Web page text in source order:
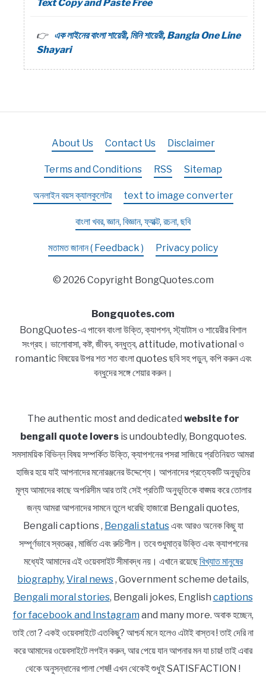
Text Copy and Paste Free
এক লাইনের বাংলা শায়েরী, মিনি শায়েরী, Bangla One Line
Shayari
About Us Contact Us Disclaimer
Terms and Conditions RSS Sitemap
অনলাইন বয়স ক্যালকুলেটর text to image converter
বাংলা খবর, জ্ঞান, বিজ্ঞান, ফ্যাক্ট, রচনা, ছবি
মতামত জানান ( Feedback ) Privacy policy
© 2026 Copyright BongQuotes.com
Bongquotes.com
BongQuotes-এ পাবেন বাংলা উক্তি, ক্যাপশন, স্ট্যাটাস ও শায়েরীর বিশাল
সংগ্রহ। ভালোবাসা, কষ্ট, জীবন, বন্ধুত্ব, attitude, motivational ও
romantic বিষয়ের উপর শত শত বাংলা quotes ছবি সহ পড়ুন, কপি করুন এবং
বন্ধুদের সঙ্গে শেয়ার করুন।
The authentic most and dedicated website for
bengali quote loversis undoubtedly, Bongquotes.
সমসাময়িক বিভিন্ন বিষয় সম্পর্কিত উক্তি, ক্যাপশনের পসরা সাজিয়ে প্রতিনিয়ত আমরা
হাজির হয়ে যাই আপনাদের মনোরঞ্জনের উদ্দেশ্যে। আপনাদের প্রত্যেকটি অনুভূতির
মূল্য আমাদের কাছে অপরিসীম আর তাই সেই প্রতিটি অনুভূতিকে বাঙ্ময় করে তোলার
জন্য আমরা আপনাদের সামনে তুলে ধরেছি হাজারো Bengali quotes,
Bengali captions , Bengali statusএবং আরও অনেক কিছু যা
সম্পূর্ণভাবে স্বতন্ত্র , মার্জিত এবং রুচিশীল। তবে শুধুমাত্র উক্তি এবং ক্যাপশনের
মধ্যেই আমাদের এই ওয়েবসাইট সীমাবদ্ধ নয়। এখানে রয়েছেবিখ্যাত মানুষের
biography, Viral news, Government scheme details,
Bengali moral stories, Bengali jokes, English captions
for facebook and Instagram and many more. অবাক হচ্ছেন,
তাই তো ? একই ওয়েবসাইটে এতকিছু? আশ্চর্য মনে হলেও এটাই বাস্তব ! তাই দেরি না
করে আমাদের ওয়েবসাইটে লগইন করুন, আর পেয়ে যান আপনার মন যা চায়! তাই এবার
থেকে অনুসন্ধানের পালা শেষ!! এখন থেকেই শুধুই SATISFACTION !